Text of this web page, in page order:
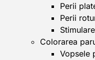
Perii
Perii
Colorarea
Vopsele